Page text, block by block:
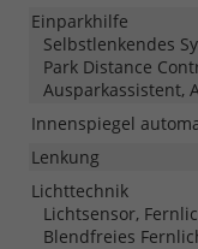
Einparkhilfe
Selbstlenkendes
Park Distance
Ausparkassistent,
Innenspiegel
Lenkung
Lichttechnik
Lichtsensor,
Blendfreies